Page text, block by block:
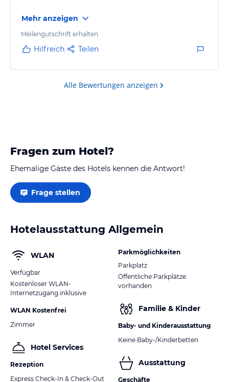
Mehr anzeigen
Meilengutschrift erhalten
Hilfreich Teilen
Alle Bewertungen anzeigen
Fragen zum Hotel?
Ehemalige Gäste des Hotels kennen die Antwort!
Frage stellen
Hotelausstattung Allgemein
WLAN
Verfügbar
Kostenloser WLAN-
Internetzugang inklusive
WLAN Kostenfrei
Zimmer
Hotel Services
Rezeption
Express Check-In & Check-Out
Parkmöglichkeiten
Parkplatz
Öffentliche Parkplätze
vorhanden
Familie & Kinder
Baby- und Kinderausstattung
Keine Baby-/Kinderbetten
Ausstattung
Geschäfte